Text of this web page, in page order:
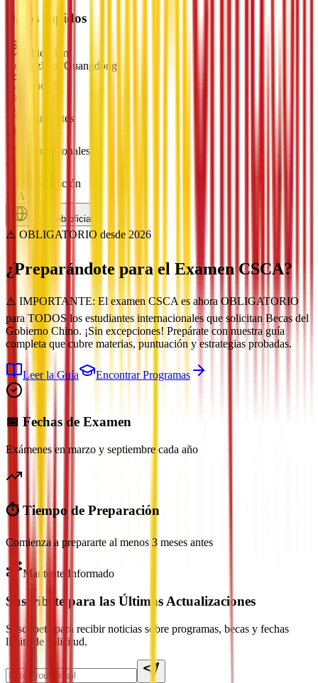
Datos rápidos
Ubicación
Guangzhou, Guangdong
Fundada
1995
Estudiantes
24682
Internacionales
652
Clasificación
N/A
Sitio web oficial
⚠️ OBLIGATORIO desde 2026
¿Preparándote para el Examen CSCA?
⚠️ IMPORTANTE: El examen CSCA es ahora OBLIGATORIO
para TODOS los estudiantes internacionales que solicitan Becas del
Gobierno Chino. ¡Sin excepciones! Prepárate con nuestra guía
completa que cubre materias, puntuación y estrategias probadas.
Leer la Guía Encontrar Programas
📅 Fechas de Examen
Exámenes en marzo y septiembre cada año
⏱️ Tiempo de Preparación
Comienza a prepararte al menos 3 meses antes
Mantente Informado
Suscríbete para las Últimas Actualizaciones
Suscríbete para recibir noticias sobre programas, becas y fechas
límite de solicitud.